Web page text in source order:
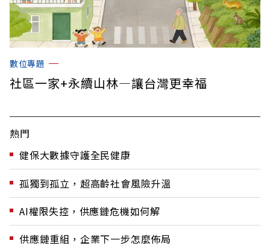
數位專題
社區一家+永續山林—讓台灣更幸福
熱門
健保大數據守護全民健康
孤獨到孤立，超高齡社會風險升溫
AI權限失控，供應鏈危機如何解
供應鏈重組，企業下一步怎麼佈局